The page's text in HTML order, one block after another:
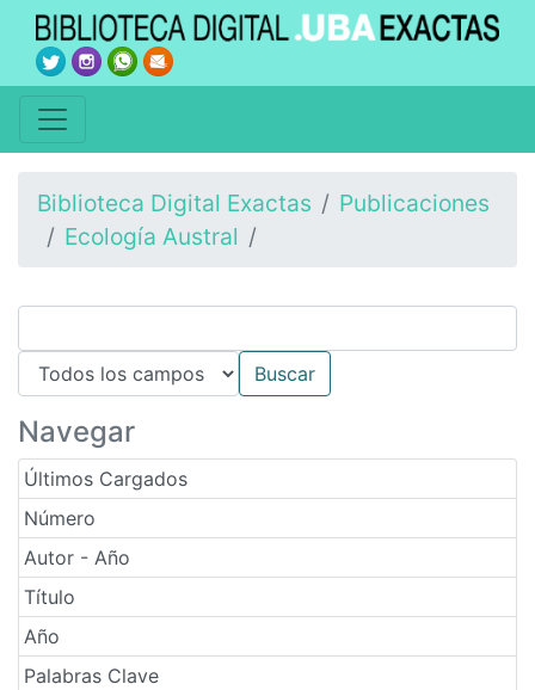
Biblioteca Digital Exactas
Publicaciones
Ecología Austral
Navegar
Últimos Cargados
Número
Autor - Año
Título
Año
Palabras Clave